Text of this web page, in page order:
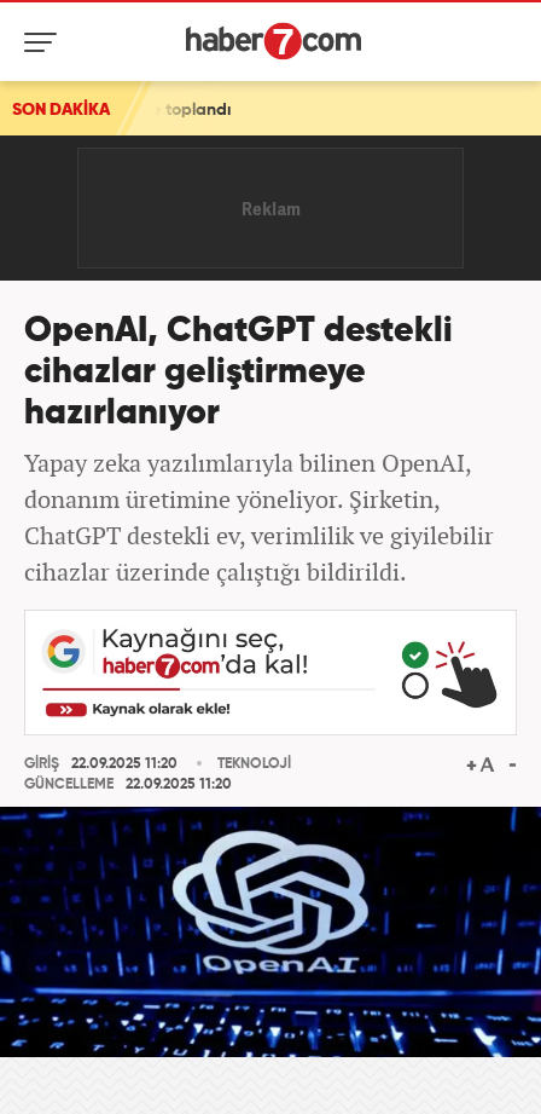
SON DAKİKA
toplandı
OpenAI, ChatGPT destekli
cihazlar geliştirmeye
hazırlanıyor
Yapay zeka yazılımlarıyla bilinen OpenAI,
donanım üretimine yöneliyor. Şirketin,
ChatGPT destekli ev, verimlilik ve giyilebilir
cihazlar üzerinde çalıştığı bildirildi.
GİRİŞ
22.09.2025 11:20
GÜNCELLEME
22.09.2025 11:20
TEKNOLOJİ